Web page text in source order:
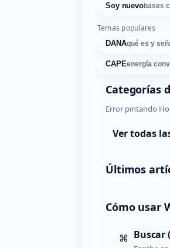
Soy nuevobases
Temas populares
DANAqué es y
CAPEenergía
Categorías
Error pintando
Ver todas
Últimos
Cómo usar
⌘ Buscar